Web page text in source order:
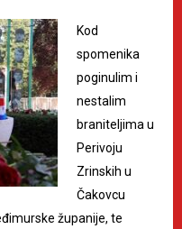
Kod
spomenika
poginulim i
nestalim
braniteljima u
Perivoju
Zrinskih u
Čakovcu
županije, te